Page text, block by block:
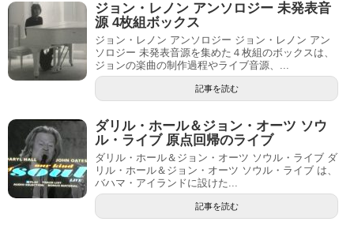
ジョン・レノン アンソロジー 未発表音
源 4枚組ボックス
ジョン・レノン アンソロジー ジョン・レノン アン
ソロジー 未発表音源を集めた４枚組のボックスは、
ジョンの楽曲の制作過程やライブ音源、...
記事を読む
ダリル・ホール＆ジョン・オーツ ソウ
ル・ライブ 原点回帰のライブ
ダリル・ホール＆ジョン・オーツ ソウル・ライブ ダ
リル・ホール＆ジョン・オーツ ソウル・ライブ は、
バハマ・アイランドに設けた...
記事を読む